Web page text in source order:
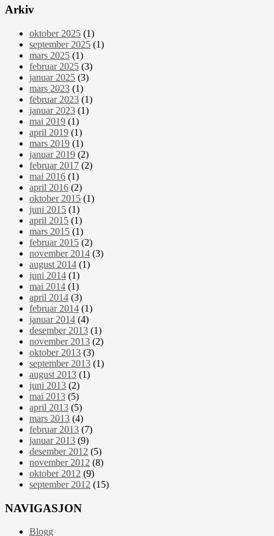
Arkiv
oktober 2025 (1)
september 2025 (1)
mars 2025 (1)
februar 2025 (3)
januar 2025 (3)
mars 2023 (1)
februar 2023 (1)
januar 2023 (1)
mai 2019 (1)
april 2019 (1)
mars 2019 (1)
januar 2019 (2)
februar 2017 (2)
mai 2016 (1)
april 2016 (2)
oktober 2015 (1)
juni 2015 (1)
april 2015 (1)
mars 2015 (1)
februar 2015 (2)
november 2014 (3)
august 2014 (1)
juni 2014 (1)
mai 2014 (1)
april 2014 (3)
februar 2014 (1)
januar 2014 (4)
desember 2013 (1)
november 2013 (2)
oktober 2013 (3)
september 2013 (1)
august 2013 (1)
juni 2013 (2)
mai 2013 (5)
april 2013 (5)
mars 2013 (4)
februar 2013 (7)
januar 2013 (9)
desember 2012 (5)
november 2012 (8)
oktober 2012 (9)
september 2012 (15)
NAVIGASJON
Blogg